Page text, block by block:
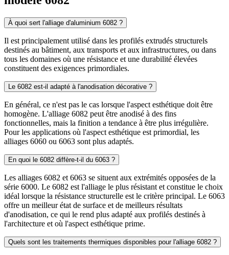
À quoi sert l'alliage d'aluminium 6082 ?
Il est principalement utilisé dans les profilés extrudés structurels
destinés au bâtiment, aux transports et aux infrastructures, ou dans
tous les domaines où une résistance et une durabilité élevées
constituent des exigences primordiales.
Le 6082 est-il adapté à l'anodisation décorative ?
En général, ce n'est pas le cas lorsque l'aspect esthétique doit être
homogène. L'alliage 6082 peut être anodisé à des fins
fonctionnelles, mais la finition a tendance à être plus irrégulière.
Pour les applications où l'aspect esthétique est primordial, les
alliages 6060 ou 6063 sont plus adaptés.
En quoi le 6082 diffère-t-il du 6063 ?
Les alliages 6082 et 6063 se situent aux extrémités opposées de la
série 6000. Le 6082 est l'alliage le plus résistant et constitue le choix
idéal lorsque la résistance structurelle est le critère principal. Le 6063
offre un meilleur état de surface et de meilleurs résultats
d'anodisation, ce qui le rend plus adapté aux profilés destinés à
l'architecture et où l'aspect esthétique prime.
Quels sont les traitements thermiques disponibles pour l'alliage 6082 ?